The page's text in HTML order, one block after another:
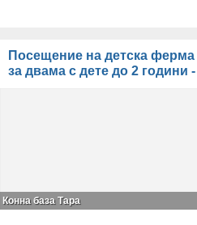
Посещение на детска
за двама с дете до 2 години
Конна база Тара